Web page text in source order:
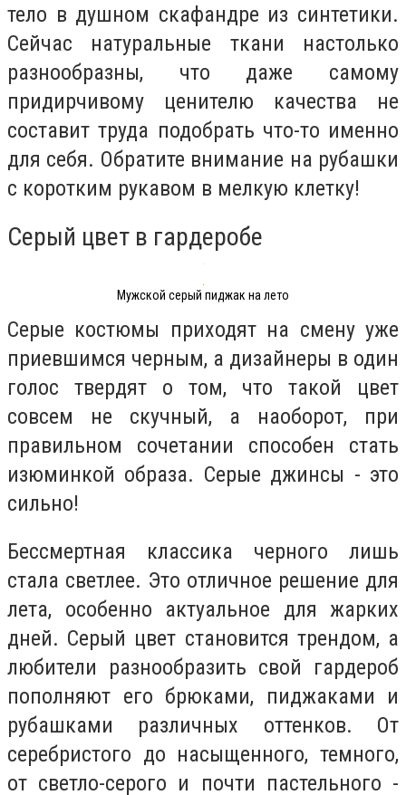
тело в душном скафандре из синтетики.
Сейчас натуральные ткани настолько
разнообразны, что даже самому
придирчивому ценителю качества не
составит труда подобрать что-то именно
для себя. Обратите внимание на рубашки
с коротким рукавом в мелкую клетку!
Серый цвет в гардеробе
Мужской серый пиджак на лето
Серые костюмы приходят на смену уже
приевшимся черным, а дизайнеры в один
голос твердят о том, что такой цвет
совсем не скучный, а наоборот, при
правильном сочетании способен стать
изюминкой образа. Серые джинсы - это
сильно!
Бессмертная классика черного лишь
стала светлее. Это отличное решение для
лета, особенно актуальное для жарких
дней. Серый цвет становится трендом, а
любители разнообразить свой гардероб
пополняют его брюками, пиджаками и
рубашками различных оттенков. От
серебристого до насыщенного, темного,
от светло-серого и почти пастельного -